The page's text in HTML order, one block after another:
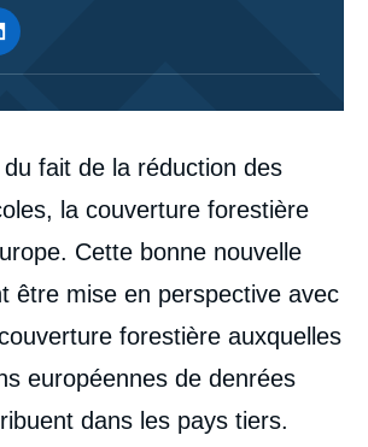
fait de la réduction des
la couverture forestière
Cette bonne nouvelle
être mise en perspective avec
forestière auxquelles
européennes de denrées
dans les pays tiers.